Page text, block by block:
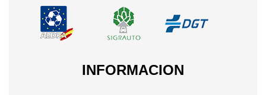
INFORMACION